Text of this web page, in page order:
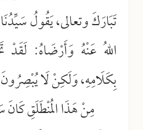
تَبَارَكَ وتعالى، يَقُولُ
اللهُ عَنْهُ وَأَرْضَاهُ: لَقَدْ
بِكَلَامِهِ، وَلَكِنْ لَا
مِنْ هَذَا المُنْطَلَقِ